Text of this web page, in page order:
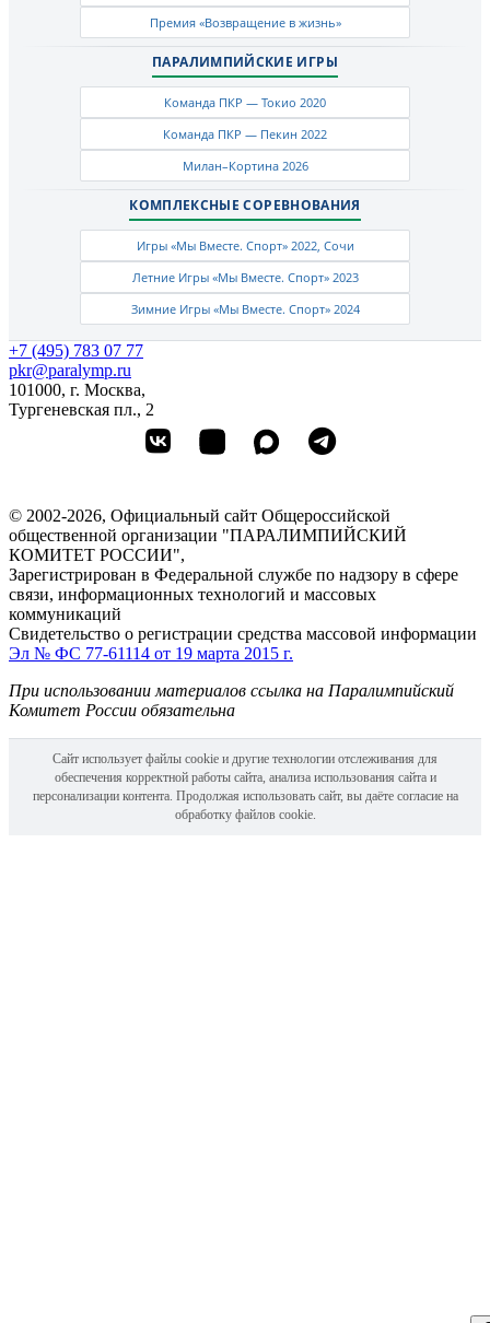
Премия «Возвращение в жизнь»
ПАРАЛИМПИЙСКИЕ ИГРЫ
Команда ПКР — Токио 2020
Команда ПКР — Пекин 2022
Милан–Кортина 2026
КОМПЛЕКСНЫЕ СОРЕВНОВАНИЯ
Игры «Мы Вместе. Спорт» 2022, Сочи
Летние Игры «Мы Вместе. Спорт» 2023
Зимние Игры «Мы Вместе. Спорт» 2024
+7 (495) 783 07 77
pkr@paralymp.ru
101000, г. Москва,
Тургеневская пл., 2
© 2002-2026, Официальный сайт Общероссийской
общественной организации "ПАРАЛИМПИЙСКИЙ
КОМИТЕТ РОССИИ",
Зарегистрирован в Федеральной службе по надзору в сфере
связи, информационных технологий и массовых
коммуникаций
Свидетельство о регистрации средства массовой информации
Эл № ФС 77-61114 от 19 марта 2015 г.
При использовании материалов ссылка на Паралимпийский
Комитет России обязательна
Сайт использует файлы cookie и другие технологии отслеживания для
обеспечения корректной работы сайта, анализа использования сайта и
персонализации контента. Продолжая использовать сайт, вы даёте согласие на
обработку файлов cookie.